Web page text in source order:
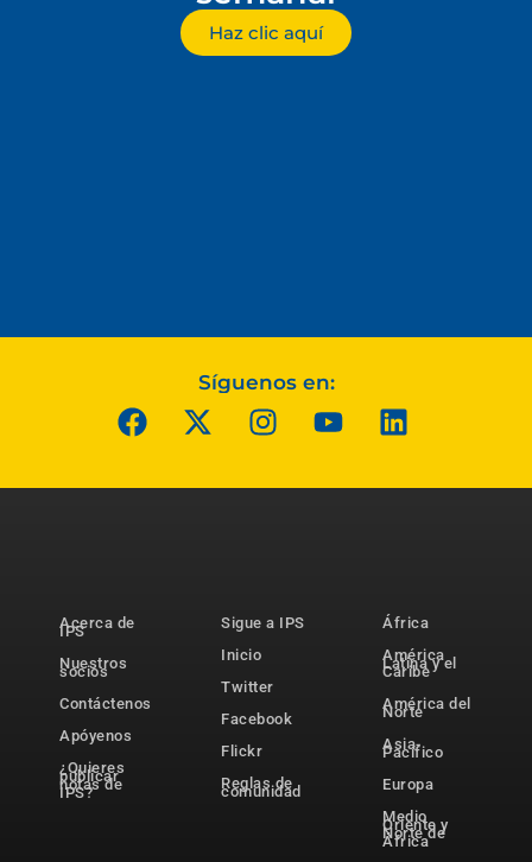
Haz clic aquí
Síguenos en:
Acerca de
IPS
Nuestros
socios
Contáctenos
Apóyenos
¿Quieres
publicar
notas de
IPS?
Sigue a IPS
Inicio
Twitter
Facebook
Flickr
Reglas de
comunidad
África
América
Latina y el
Caribe
América del
Norte
Asia-
Pacífico
Europa
Medio
Oriente y
Norte de
África